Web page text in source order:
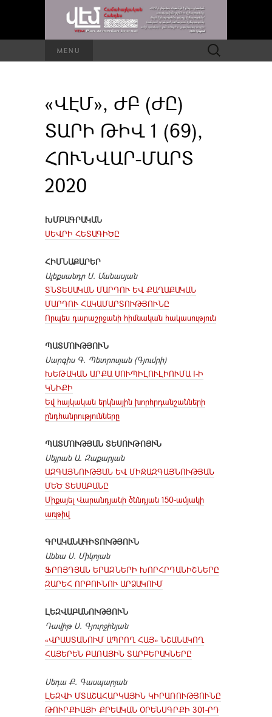
MENU Որոնել՝
«ՎԷՄ», ԺԲ (ԺԸ)
ՏԱՐԻ ԹԻՎ 1 (69),
ՀՈՒՆՎԱՐ-ՄԱՐՏ
2020
ԽՄԲԱԳՐԱԿԱՆ
ՍԵՎՐԻ ՀԵՏԱԳԻԾԸ
ՀԻՄՆԱՔԱՐԵՐ
Ալեքսանդր Ս. Մանասյան
ՏՆՏԵՍԱԿԱՆ ՄԱՐԴՈՒ ԵՎ ՔԱՂԱՔԱԿԱՆ
ՄԱՐԴՈՒ ՀԱԿԱՄԱՐՏՈՒԹՅՈՒՆԸ
Որպես դարաշրջանի հիմնական հակասություն
ՊԱՏՄՈՒԹՅՈՒՆ
Սարգիս Գ. Պետրոսյան (Գյումրի)
ԽԵԹԱԿԱՆ ԱՐՔԱ ՍՈՒՊԻԼՈՒԼԻՈՒՄԱ I-Ի
ԿՆԻՔԻ
Եվ հայկական երկնային խորհրդանշանների
ընդհանրությունները
ՊԱՏՄՈՒԹՅԱՆ ՏԵՍՈՒԹՈՅՒՆ
Սեյրան Ա. Զաքարյան
ԱԶԳԱՅՆՈՒԹՅԱՆ ԵՎ ՄԻՋԱԶԳԱՅՆՈՒԹՅԱՆ
ՄԵԾ ՏԵՍԱԲԱՆԸ
Միքայել Վարանդյանի ծննդյան 150-ամյակի
առթիվ
ԳՐԱԿԱՆԱԳԻՏՈՒԹՅՈՒՆ
Աննա Ս. Միկոյան
ՖՐՈՅԴՅԱՆ ԵՐԱԶՆԵՐԻ ԽՈՐՀՐԴԱՆԻՇՆԵՐԸ
ԶԱՐԵՀ ՈՐԲՈՒՆՈՒ ԱՐՁԱԿՈՒՄ
ԼԵԶՎԱԲԱՆՈՒԹՅՈՒՆ
Դավիթ Ս. Գյուրջինյան
«ՎՐԱՍՏԱՆՈՒՄ ԱՊՐՈՂ ՀԱՅ» ՆՇԱՆԱԿՈՂ
ՀԱՅԵՐԵՆ ԲԱՌԱՅԻՆ ՏԱՐԲԵՐԱԿՆԵՐԸ
Սեդա Ք. Գասպարյան
ԼԵԶՎԻ ՄՏԱՇԱՀԱՐԿԱՅԻՆ ԿԻՐԱՌՈՒԹՅՈՒՆԸ
ԹՈՒՐՔԻԱՅԻ ՔՐԵԱԿԱՆ ՕՐԵՆՍԳՐՔԻ 301-ՐԴ